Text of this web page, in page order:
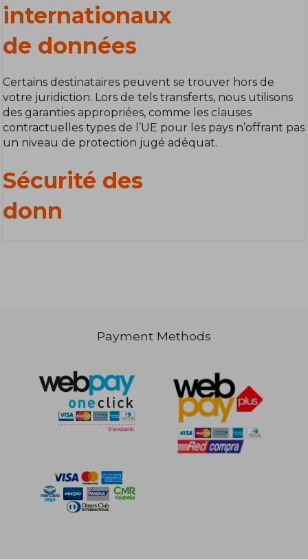
internationaux
de données
Certains destinataires peuvent se trouver hors de
votre juridiction. Lors de tels transferts, nous utilisons
des garanties appropriées, comme les clauses
contractuelles types de l’UE pour les pays n’offrant pas
un niveau de protection jugé adéquat.
Sécurité des
donn
Payment Methods